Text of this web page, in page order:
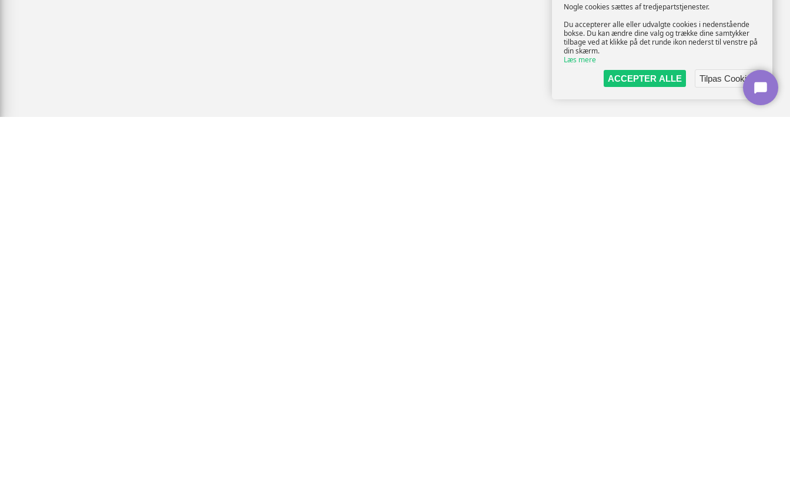
Nogle cookies sættes af tredjepartstjenester.
Du accepterer alle eller udvalgte cookies i nedenstående
bokse. Du kan ændre dine valg og trække dine samtykker
tilbage ved at klikke på det runde ikon nederst til venstre på
din skærm.
Læs mere
ACCEPTER ALLE
Tilpas Cookies